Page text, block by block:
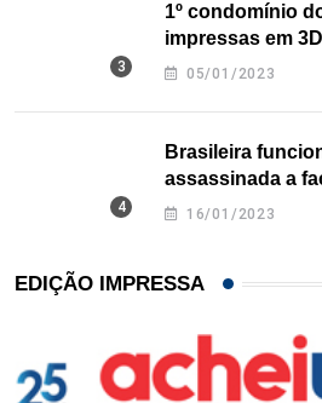
1º condomínio
impressas em
Texas
05/01/2023
Brasileira
assassinada a
16/01/2023
EDIÇÃO IMPRESSA